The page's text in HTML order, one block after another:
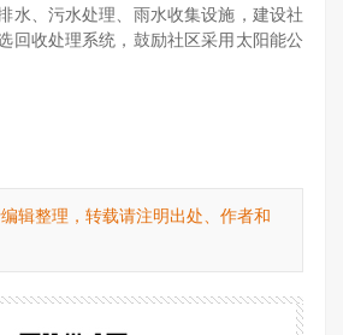
水、污水处理、雨水收集设施，建设社
回收处理系统，鼓励社区采用太阳能公
辑整理，转载请注明出处、作者和